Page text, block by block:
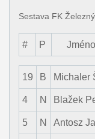
Sestava FK
# P Jméno
19 B Michaler
4 N Blažek
5 N Antosz